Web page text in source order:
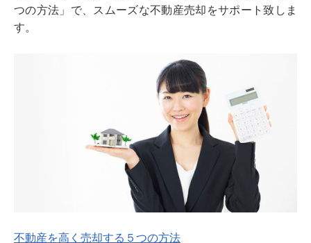
つの方法」で、スムーズな不動産売却をサポート致しま
す。
不動産を高く売却する５つの方法